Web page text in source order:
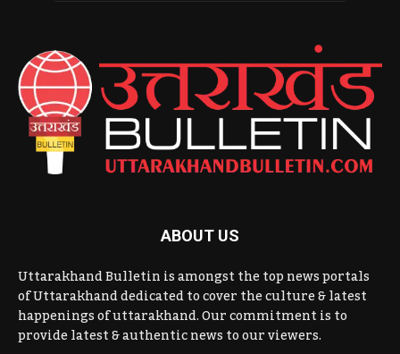
ABOUT US
Uttarakhand Bulletin is amongst the top news portals
of Uttarakhand dedicated to cover the culture & latest
happenings of uttarakhand. Our commitment is to
provide latest & authentic news to our viewers.